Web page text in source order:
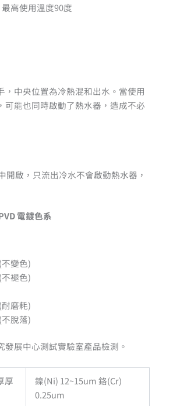
高使用溫度90度
，中央位置為冷熱混和出水。當使用
可能也同時啟動了熱水器，造成不必
開啟，只流出冷水不會啟動熱水器，
電鍍色系
變色)
褪色)
磨耗)
脫落)
發展中心測試實驗室產品檢測。
厚
鎳(Ni) 12~15um 鉻(Cr)
0.25um